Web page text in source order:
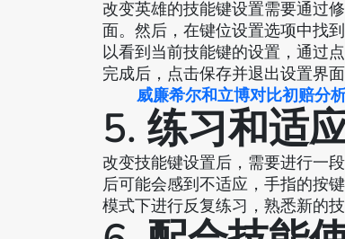
改变英雄的技能键设置需要通过
面。然后，在键位设置选项中找
以看到当前技能键的设置，通过
完成后，点击保存并退出设置界面
威廉希尔和立博对比初赔分
5. 练习和适
改变技能键设置后，需要进行一
后可能会感到不适应，手指的按
模式下进行反复练习，熟悉新的